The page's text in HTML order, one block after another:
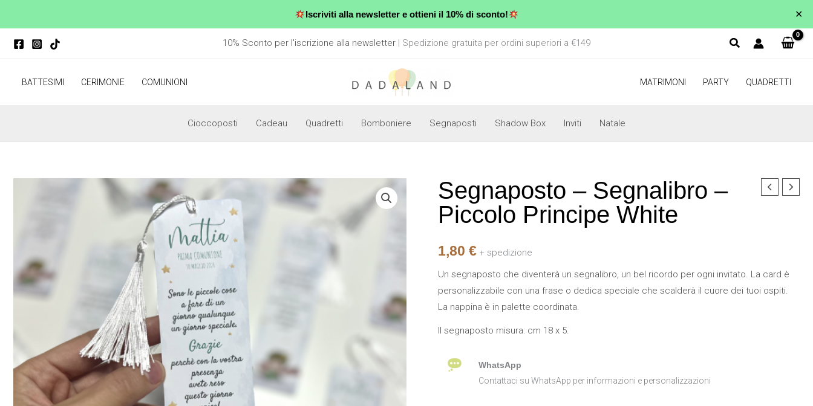
Iscriviti alla newsletter e ottieni il 10% di sconto! ✕
contenuto
10% Sconto per l'iscrizione alla newsletter | Spedizione gratuita per ordini superiori a €149
BATTESIMI CERIMONIE COMUNIONI MATRIMONI PARTY QUADRETTI
Cioccoposti Cadeau Quadretti Bomboniere Segnaposti Shadow Box Inviti Natale
Segnaposto – Segnalibro –
Piccolo Principe White
1,80 € + spedizione
Un segnaposto che diventerà un segnalibro, un bel ricordo per ogni invitato. La card è
personalizzabile con una frase o dedica speciale che scalderà il cuore dei tuoi ospiti.
La nappina è in palette coordinata.
Il segnaposto misura: cm 18 x 5.
WhatsApp
Contattaci su WhatsApp per informazioni e personalizzazioni
Segnaposto
Segnalibro
Piccolo